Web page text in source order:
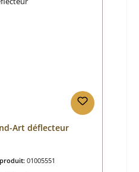
Art déflecteur
01005551